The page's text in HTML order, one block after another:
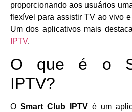
proporcionando aos usuários
flexível para assistir TV ao vivo
Um dos aplicativos mais
IPTV.
O que é o
IPTV?
OSmart Club IPTVé um